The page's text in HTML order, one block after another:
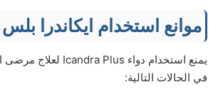
موانع استخدام ايكاندرا بلس
في الحالات التالية: